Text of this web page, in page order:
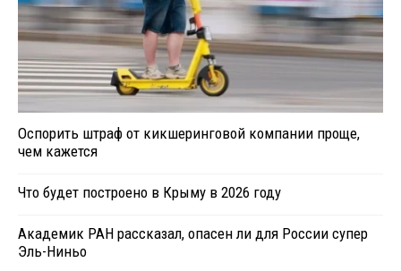
Оспорить штраф от кикшеринговой компании проще,
чем кажется
Что будет построено в Крыму в 2026 году
Академик РАН рассказал, опасен ли для России супер
Эль-Ниньо